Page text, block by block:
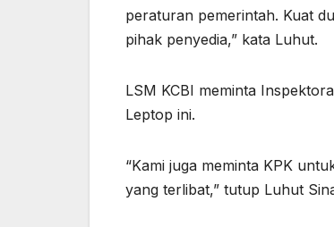
peraturan pemerintah. Kuat
pihak penyedia,” kata Luhut.
LSM KCBI meminta
Leptop ini.
“Kami juga meminta KPK
yang terlibat,” tutup Luhut